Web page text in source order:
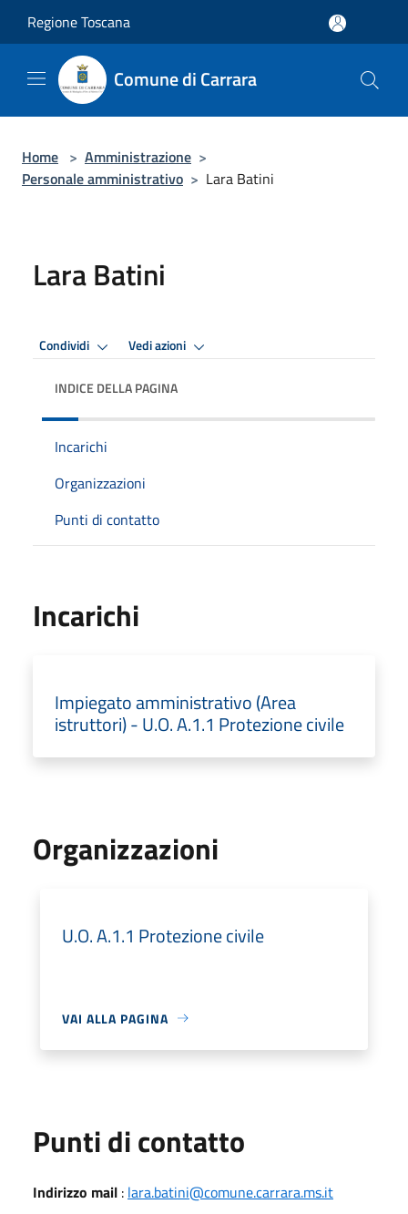
Regione Toscana
Comune di Carrara
Home > Amministrazione >
Personale amministrativo > Lara Batini
Lara Batini
Condividi Vedi azioni
INDICE DELLA PAGINA
Incarichi
Organizzazioni
Punti di contatto
Incarichi
Impiegato amministrativo (Area
istruttori) - U.O. A.1.1 Protezione civile
Organizzazioni
U.O. A.1.1 Protezione civile
VAI ALLA PAGINA
Punti di contatto
Indirizzo mail : lara.batini@comune.carrara.ms.it